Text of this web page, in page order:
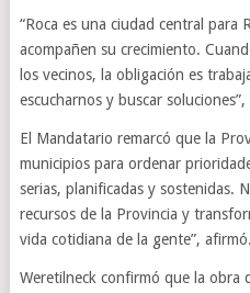
“Roca es una ciudad central para
acompañen su crecimiento.
los vecinos, la obligación es
escucharnos y buscar
El Mandatario remarcó que la
municipios para ordenar
serias, planificadas y sostenidas.
recursos de la Provincia y
vida cotidiana de la gente”, afirmó.
Weretilneck confirmó que la obra